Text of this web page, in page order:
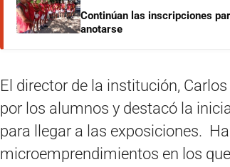
Continúan las inscripciones
anotarse
El director de la institución,
por los alumnos y destacó la
para llegar a las exposiciones.
microemprendimientos en los